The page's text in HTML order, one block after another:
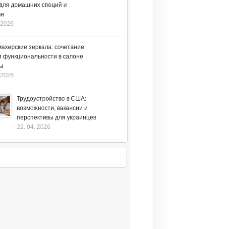
домашних специй и
зеркала: сочетание
функциональности в салоне
Трудоустройство в США:
возможности, вакансии и
перспективы для украинцев
22. 04. 2026